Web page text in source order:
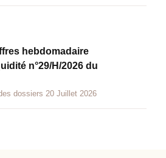
hebdomadaire
n°29/H/2026 du
dossiers 20 Juillet 2026